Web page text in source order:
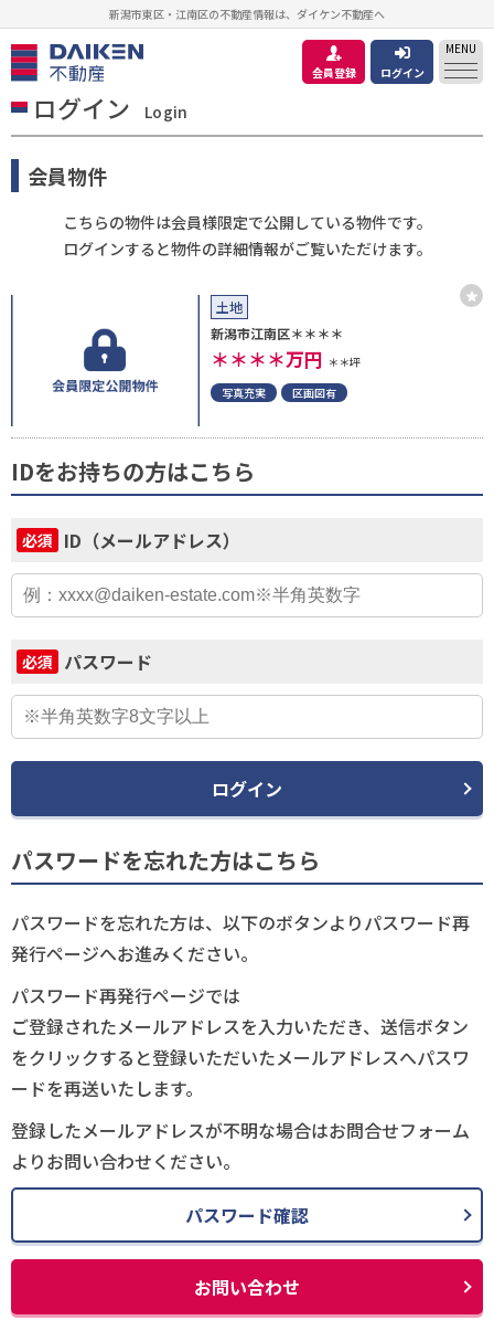
新潟市東区・江南区の不動産情報は、ダイケン不動産へ
会員登録 ログイン
MENU
ログイン Login
会員物件
こちらの物件は会員様限定で公開している物件です。
ログインすると物件の詳細情報がご覧いただけます。
土地
新潟市江南区＊＊＊＊
＊＊＊＊万円 ＊＊坪
写真充実
区画図有
IDをお持ちの方はこちら
必須 ID（メールアドレス）
必須 パスワード
ログイン
パスワードを忘れた方はこちら
パスワードを忘れた方は、以下のボタンよりパスワード再
発行ページへお進みください。
パスワード再発行ページでは
ご登録されたメールアドレスを入力いただき、送信ボタン
をクリックすると登録いただいたメールアドレスへパスワ
ードを再送いたします。
登録したメールアドレスが不明な場合はお問合せフォーム
よりお問い合わせください。
パスワード確認
お問い合わせ